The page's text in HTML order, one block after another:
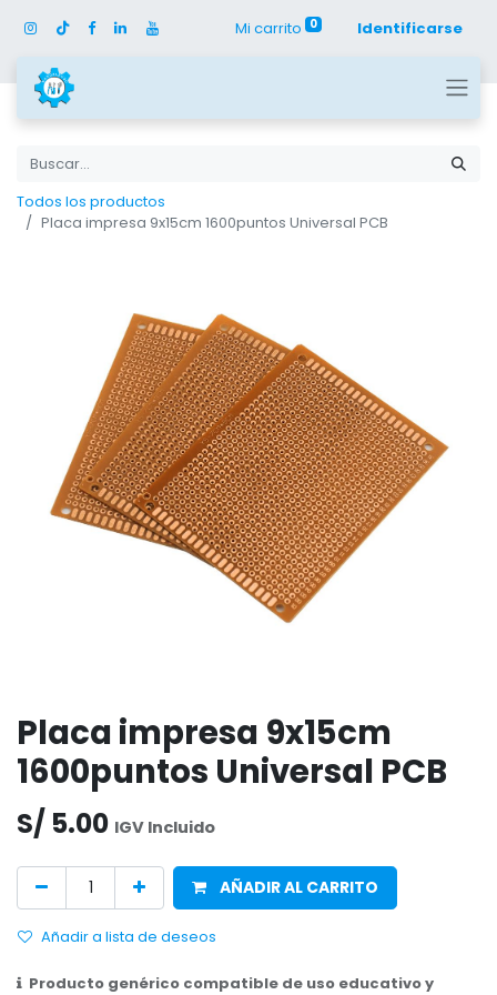
Mi carrito 0 Identificarse
Todos los productos
Placa impresa 9x15cm 1600puntos Universal PCB
Placa impresa 9x15cm
1600puntos Universal PCB
S/ 5.00 IGV Incluido
AÑADIR AL CARRITO
Añadir a lista de deseos
Producto genérico compatible de uso educativo y